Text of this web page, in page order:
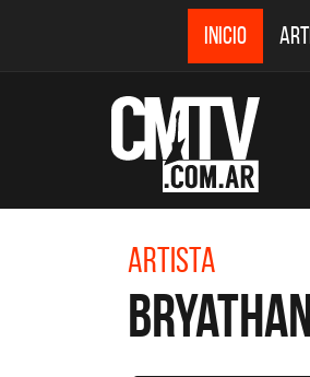
INICIO
Artista